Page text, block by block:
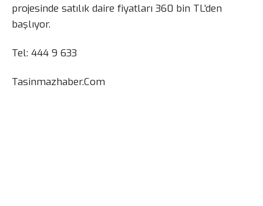
projesinde satılık daire fiyatları 360 bin TL’den
başlıyor.
Tel: 444 9 633
Tasinmazhaber.Com